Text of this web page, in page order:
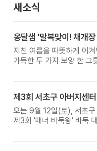
새소식
옹달샘 '말복맞이! 채개장
지친 여름을 따뜻하게 이
가득한 두 가지 보양 한 그
오는 9월 12일(토), 서초구
제3회 '매너 바둑왕' 바둑